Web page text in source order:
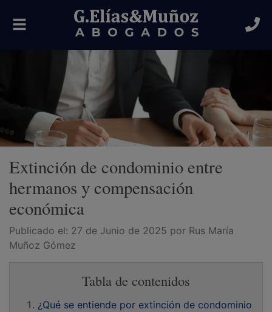
Alternar
navegación
Extinción de condominio entre
hermanos y compensación
económica
Publicado el: 27 de Junio de 2025 por Rus María
Muñoz Gómez
Tabla de contenidos
¿Qué se entiende por extinción de condominio